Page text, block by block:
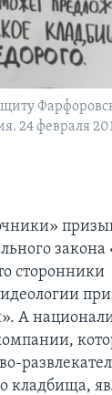
24 февраля
сторонники
А
кладбища,